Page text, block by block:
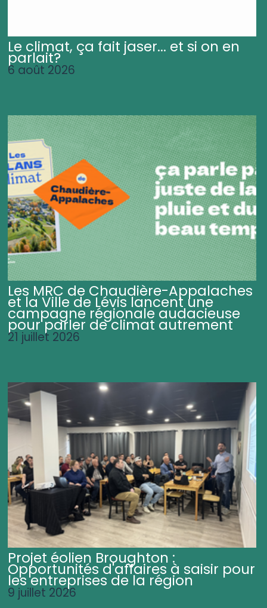
Le climat, ça fait jaser... et si on en
parlait?
6 août 2026
Les MRC de Chaudière-Appalaches
et la Ville de Lévis lancent une
campagne régionale audacieuse
pour parler de climat autrement
21 juillet 2026
Projet éolien Broughton :
Opportunités d'affaires à saisir pour
les entreprises de la région
9 juillet 2026